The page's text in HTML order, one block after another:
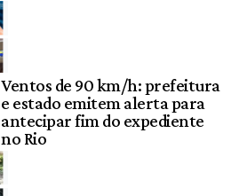
Ventos de 90 km/h: prefeitura
e estado emitem alerta para
antecipar fim do expediente
no Rio